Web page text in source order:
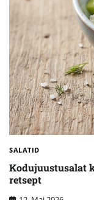
SALATID
Kodujuustusalat
retsept